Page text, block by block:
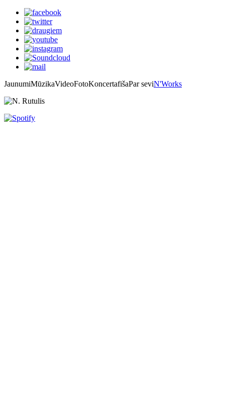
JaunumiMūzikaVideoFotoKoncertafišaPar seviN'Works